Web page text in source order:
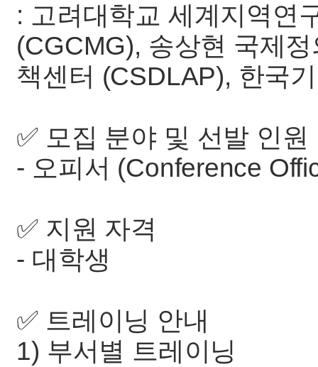
: 고려대학교 세계지역연
(CGCMG), 송상현 국제
책센터 (CSDLAP), 한국
✅ 모집 분야 및 선발 인원
- 오피서 (Conference
✅ 지원 자격
- 대학생
✅ 트레이닝 안내
1) 부서별 트레이닝